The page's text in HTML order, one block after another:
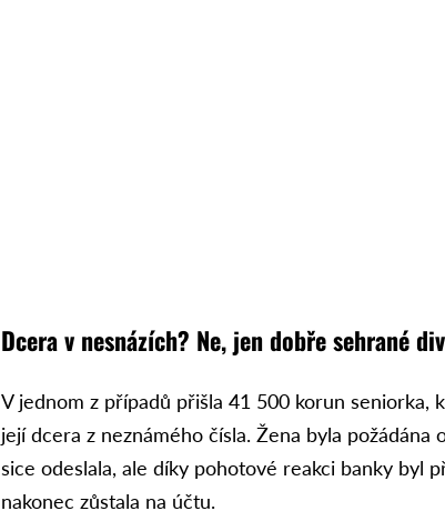
Dcera v nesnázích? Ne, jen dobře sehrané
V jednom z případů přišla 41 500 korun seniorka,
její dcera z neznámého čísla. Žena byla požádána
sice odeslala, ale díky pohotové reakci banky byl
nakonec zůstala na účtu.